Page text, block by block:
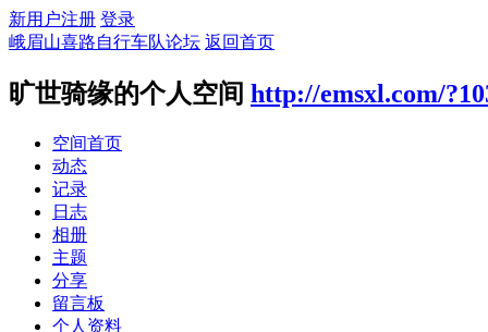
新用户注册 登录
峨眉山喜路自行车队论坛 返回首页
旷世骑缘的个人空间 http://emsxl.com/
空间首页
动态
记录
日志
相册
主题
分享
留言板
个人资料